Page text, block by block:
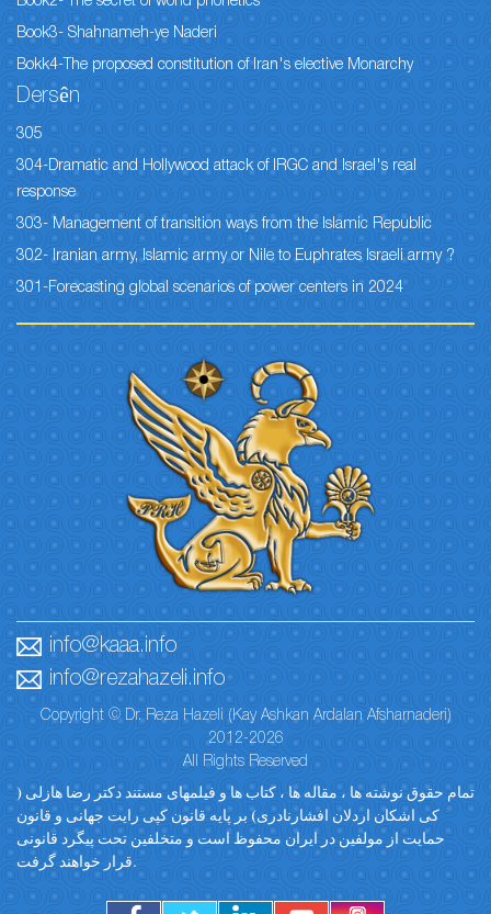
Book3- Shahnameh-ye Naderi
Bokk4-The proposed constitution of Iran's elective Monarchy
Dersên
305
304-Dramatic and Hollywood attack of IRGC and Israel's real
response
303- Management of transition ways from the Islamic Republic
302- Iranian army, Islamic army or Nile to Euphrates Israeli army ?
301-Forecasting global scenarios of power centers in 2024
info@kaaa.info
info@rezahazeli.info
Copyright © Dr. Reza Hazeli (Kay Ashkan Ardalan Afsharnaderi)
2012-2026
All Rights Reserved
تمام حقوق نوشته ها ، مقاله ها ، کتاب ها و فیلمهای مستند دکتر رضا هازلی (
کی اشکان اردلان افشارنادری) بر پایه قانون کپی رایت جهانی و قانون
حمایت از مولفین در ایران محفوظ است و متخلفین تحت پیگرد قانونی
قرار خواهند گرفت.